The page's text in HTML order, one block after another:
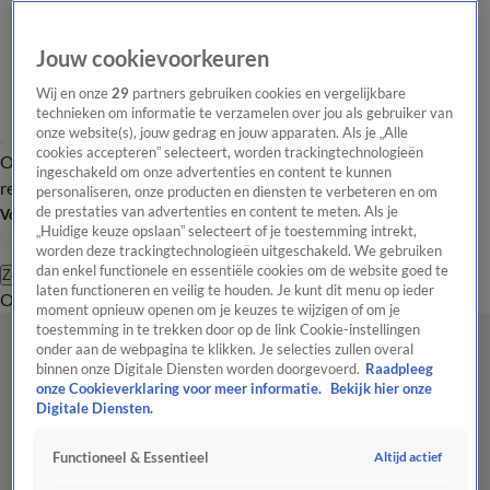
Overzicht Laatste nieuws Regionieuws Het beste van Hart
Tip de
redactie
Volg Hart van Nederland
Zoeken
OverzichtRegioUitzendingenWeerTip de redactiePanelVideo's
Jouw cookievoorkeuren
Wij en onze29 partners gebruiken cookies en vergelijkbare
technieken om informatie te verzamelen over jou als gebruiker van
onze website(s), jouw gedrag en jouw apparaten. Als je „Alle
cookies accepteren” selecteert, worden trackingtechnologieën
ingeschakeld om onze advertenties en content te kunnen
personaliseren, onze producten en diensten te verbeteren en om
de prestaties van advertenties en content te meten. Als je
„Huidige keuze opslaan” selecteert of je toestemming intrekt,
worden deze trackingtechnologieën uitgeschakeld. We gebruiken
dan enkel functionele en essentiële cookies om de website goed te
laten functioneren en veilig te houden. Je kunt dit menu op ieder
moment opnieuw openen om je keuzes te wijzigen of om je
toestemming in te trekken door op de link Cookie-instellingen
onder aan de webpagina te klikken. Je selecties zullen overal
binnen onze Digitale Diensten worden doorgevoerd. Raadpleeg
onze Cookieverklaring voor meer informatie.
Bekijk hier onze
Digitale Diensten.
Functioneel & Essentieel Altijd actief